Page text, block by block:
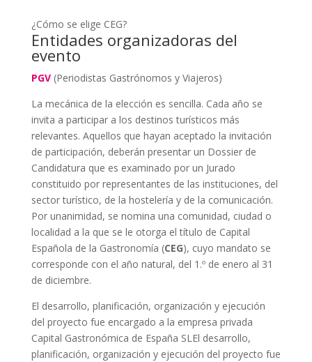
¿Cómo se elige CEG?
Entidades organizadoras del
evento
PGV (Periodistas Gastrónomos y Viajeros)
La mecánica de la elección es sencilla. Cada año se
invita a participar a los destinos turísticos más
relevantes. Aquellos que hayan aceptado la invitación
de participación, deberán presentar un Dossier de
Candidatura que es examinado por un Jurado
constituido por representantes de las instituciones, del
sector turístico, de la hostelería y de la comunicación.
Por unanimidad, se nomina una comunidad, ciudad o
localidad a la que se le otorga el título de Capital
Española de la Gastronomía (CEG), cuyo mandato se
corresponde con el año natural, del 1.º de enero al 31
de diciembre.
El desarrollo, planificación, organización y ejecución
del proyecto fue encargado a la empresa privada
Capital Gastronómica de España SLEl desarrollo,
planificación, organización y ejecución del proyecto fue